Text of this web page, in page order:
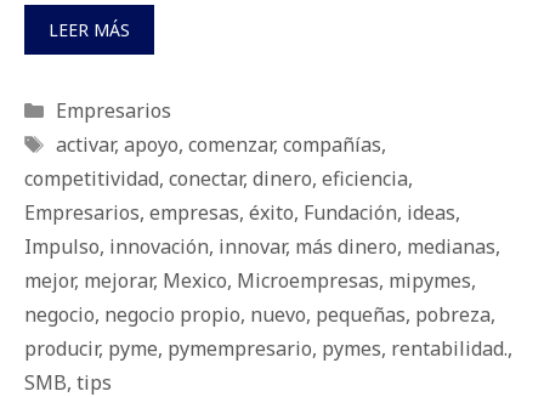
LEER MÁS
Categorías
Empresarios
Etiquetas
activar, apoyo, comenzar, compañías,
competitividad, conectar, dinero, eficiencia,
Empresarios, empresas, éxito, Fundación, ideas,
Impulso, innovación, innovar, más dinero, medianas,
mejor, mejorar, Mexico, Microempresas, mipymes,
negocio, negocio propio, nuevo, pequeñas, pobreza,
producir, pyme, pymempresario, pymes, rentabilidad.,
SMB, tips